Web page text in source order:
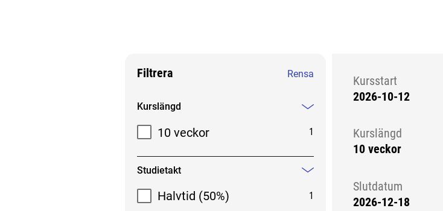
Filtrera Rensa
Filtrera sökresultat
Kurslängd
10 veckor
1
Studietakt
Mindre information
Halvtid (50%)
1
Kursstart
2026-10-12
Kurslängd
10 veckor
Slutdatum
2026-12-18